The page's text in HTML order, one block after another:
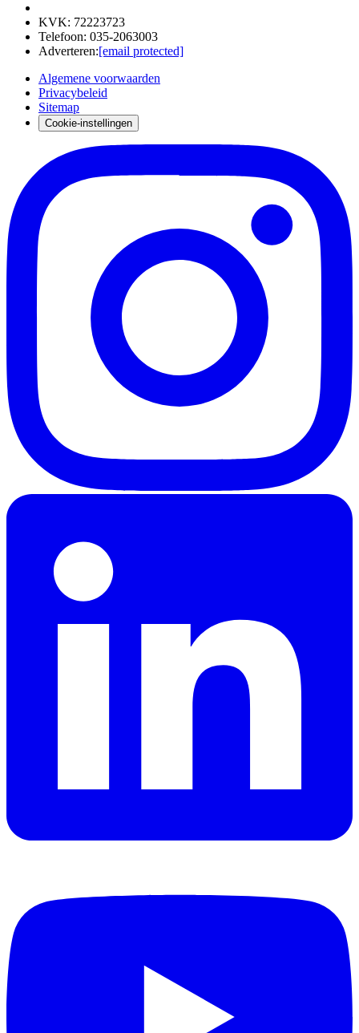
KVK: 72223723
Telefoon: 035-2063003
Adverteren:[email protected]
Algemene voorwaarden
Privacybeleid
Sitemap
Cookie-instellingen